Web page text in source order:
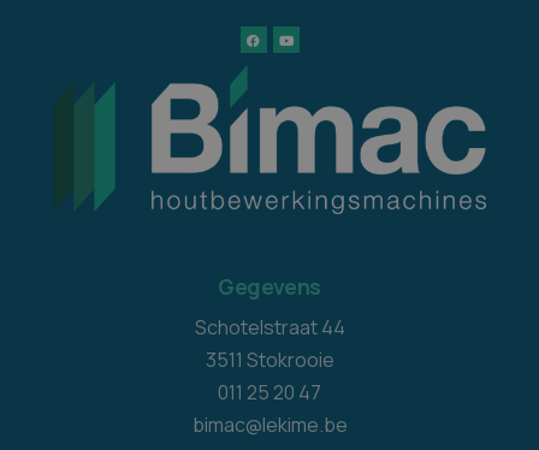
Gegevens
Schotelstraat 44
3511 Stokrooie
011 25 20 47
bimac@lekime.be